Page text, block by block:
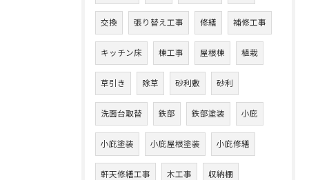
交換 張り替え工事 修繕 補修工事
キッチン床 棟工事 屋根棟 植栽
草引き 除草 砂利敷 砂利
洗面台取替 鉄部 鉄部塗装 小庇
小庇塗装 小庇屋根塗装 小庇修繕
軒天修繕工事 木工事 収納棚